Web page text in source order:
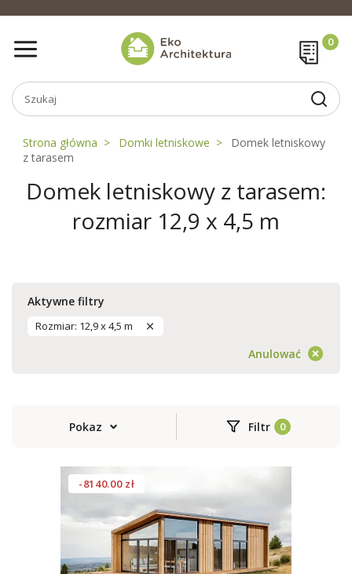
Strona główna Domki letniskowe
Domek letniskowy
z tarasem
Domek letniskowy z tarasem:
rozmiar 12,9 x 4,5 m
Aktywne filtry
Rozmiar: 12,9 x 4,5 m
Anulować
Pokaz Filtr
-8140.00 zł